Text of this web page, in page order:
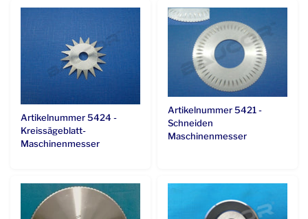
Artikelnummer 5424 -
Kreissägeblatt-
Maschinenmesser
Artikelnummer 5421 -
Schneiden
Maschinenmesser